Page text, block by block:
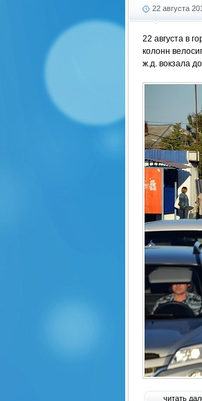
22 августа
22 августа в
колонн
ж.д. вокзала
читать